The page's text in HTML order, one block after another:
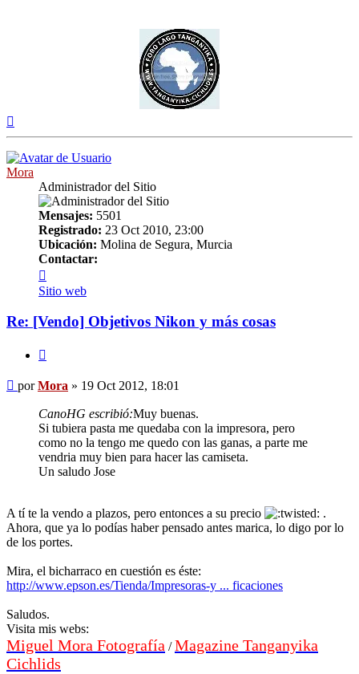
Mora
Administrador del Sitio
Mensajes: 5501
Registrado: 23 Oct 2010, 23:00
Ubicación: Molina de Segura, Murcia
Contactar:
Mora
Sitio web
Re: [Vendo] Objetivos Nikon y más cosas
Mensaje
porMora » 19 Oct 2012, 18:01
CanoHG escribió:Muy buenas.
Si tubiera pasta me quedaba con la impresora, pero
como no la tengo me quedo con las ganas, a parte me
vendria muy bien para hacer las camiseta.
Un saludo Jose
A tí te la vendo a plazos, pero entonces a su precio
.
Ahora, que ya lo podías haber pensado antes marica, lo digo por lo
de los portes.
Mira, el bicharraco en cuestión es éste:
http://www.epson.es/Tienda/Impresoras-y ... ficaciones
Saludos.
Visita mis webs:
Miguel Mora Fotografía /Magazine Tanganyika
Cichlids